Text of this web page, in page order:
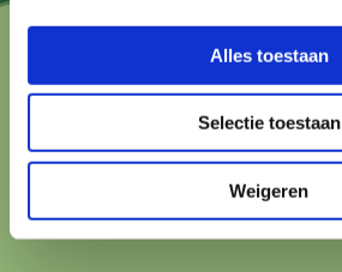
Alles toestaan
Selectie toestaan
Weigeren
Contact?
Arthur van Schendelstraat 600
3511 MJ Utrecht